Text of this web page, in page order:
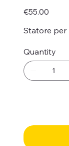
Price
€55.00
Statore per
Quantity